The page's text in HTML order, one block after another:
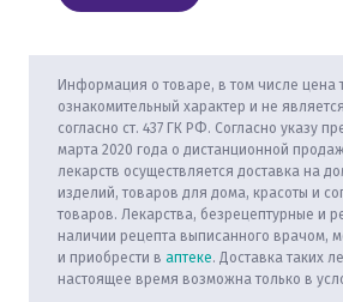
Информация о товаре, в том числе цена
ознакомительный характер и не
согласно ст. 437 ГК РФ. Согласно указу
марта 2020 года о дистанционной
лекарств осуществляется доставка на
изделий, товаров для дома, красоты и
товаров. Лекарства, безрецептурные и
наличии рецепта выписанного врачом,
и приобрести в аптеке. Доставка таких
настоящее время возможна только в